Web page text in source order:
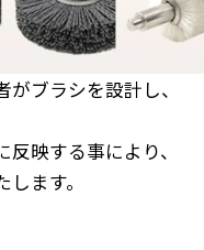
ブラシを設計し、
映する事により、
ます。